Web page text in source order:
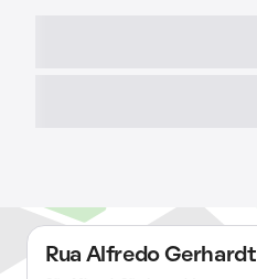
Rua Alfredo Gerhardt